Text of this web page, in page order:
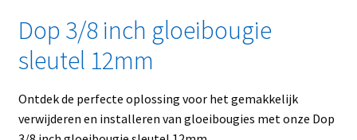
Privacybeleid
Retourbeleid
Videos
Dop 3/8 inch gloeibougie
sleutel 12mm
Ontdek de perfecte oplossing voor het gemakkelijk
verwijderen en installeren van gloeibougies met onze Dop